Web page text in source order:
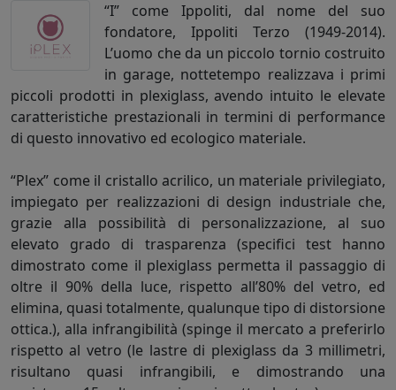
“I” come Ippoliti, dal nome del suo
fondatore, Ippoliti Terzo (1949-2014).
L’uomo che da un piccolo tornio costruito
in garage, nottetempo realizzava i primi
piccoli prodotti in plexiglass, avendo intuito le elevate
caratteristiche prestazionali in termini di performance
di questo innovativo ed ecologico materiale.
“Plex” come il cristallo acrilico, un materiale privilegiato,
impiegato per realizzazioni di design industriale che,
grazie alla possibilità di personalizzazione, al suo
elevato grado di trasparenza (specifici test hanno
dimostrato come il plexiglass permetta il passaggio di
oltre il 90% della luce, rispetto all’80% del vetro, ed
elimina, quasi totalmente, qualunque tipo di distorsione
ottica.), alla infrangibilità (spinge il mercato a preferirlo
rispetto al vetro (le lastre di plexiglass da 3 millimetri,
risultano quasi infrangibili, e dimostrando una